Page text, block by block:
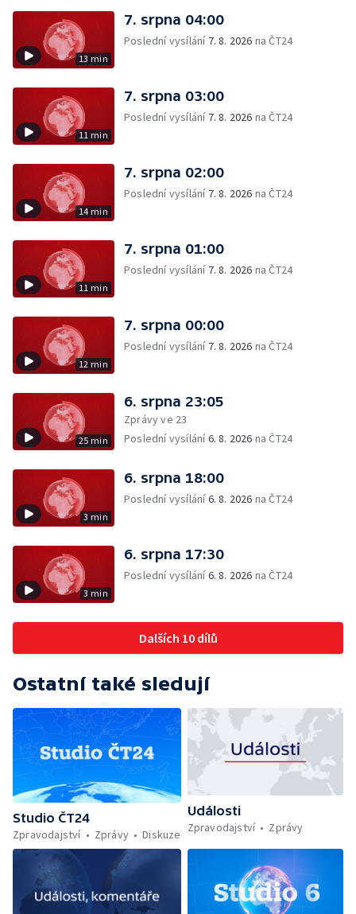
13 min
7. srpna 04:00
Poslední vysílání 7. 8. 2026 na ČT24
11 min
7. srpna 03:00
Poslední vysílání 7. 8. 2026 na ČT24
14 min
7. srpna 02:00
Poslední vysílání 7. 8. 2026 na ČT24
11 min
7. srpna 01:00
Poslední vysílání 7. 8. 2026 na ČT24
12 min
7. srpna 00:00
Poslední vysílání 7. 8. 2026 na ČT24
25 min
6. srpna 23:05
Zprávy ve 23
Poslední vysílání6. 8. 2026 na ČT24
3 min
6. srpna 18:00
Poslední vysílání6. 8. 2026 na ČT24
3 min
6. srpna 17:30
Poslední vysílání6. 8. 2026 na ČT24
Dalších 10 dílů
Ostatní také sledují
Studio ČT24
Zpravodajství
Zprávy Diskuze
Události
Zpravodajství
Zprávy